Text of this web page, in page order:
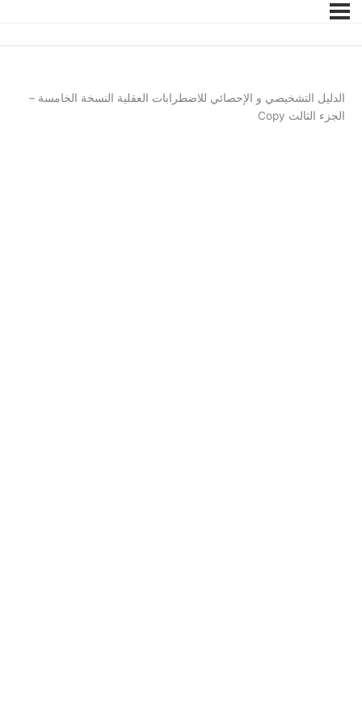
الدليل التشخيصي و الإحصائي للاضطرابات العقلية النسخة الخامسة –
الجزء الثالث Copy